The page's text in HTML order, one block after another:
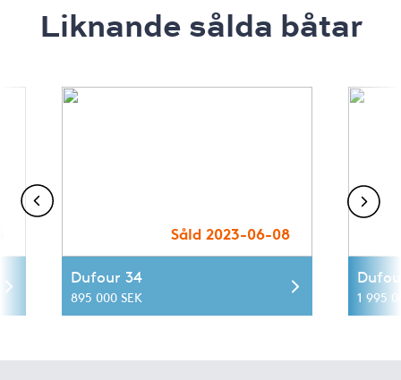
Liknande sålda båtar
Såld 2023-06-08
Dufour 34
895 000 SEK 1 995